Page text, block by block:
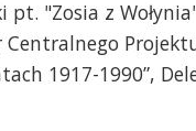
"Zosia z
1917-1990”,